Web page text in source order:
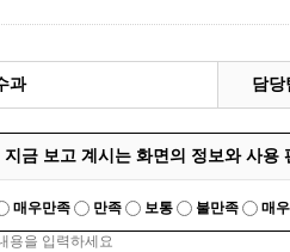
과 담당
지금 보고 계시는 화면의 정보와 사용
매우만족 만족 보통 불만족 매